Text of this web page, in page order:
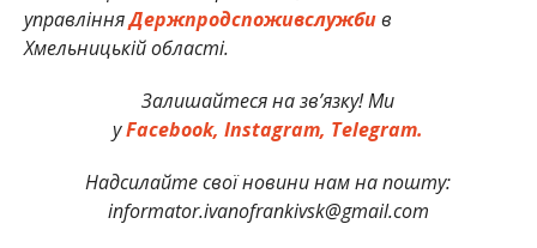
управлінняДержпродспоживслужбив
Хмельницькій області.
Залишайтеся на зв’язку! Ми
уFacebook, Instagram, Telegram.
Надсилайте свої новини нам на пошту:
informator.ivanofrankivsk@gmail.com